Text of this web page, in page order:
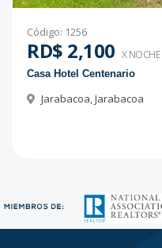
Código: 1256
RD$ 2,100 X NOCHE
Casa Hotel Centenario
Jarabacoa,Jarabacoa